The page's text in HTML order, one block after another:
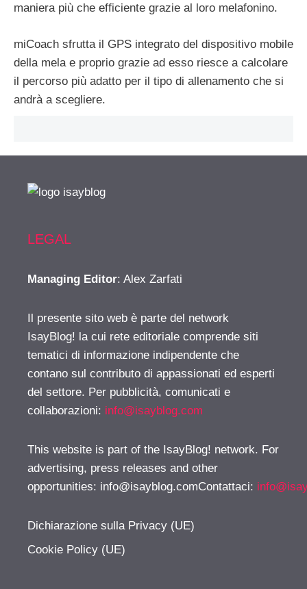
maniera più che efficiente grazie al loro melafonino.
miCoach sfrutta il GPS integrato del dispositivo mobile
della mela e proprio grazie ad esso riesce a calcolare
il percorso più adatto per il tipo di allenamento che si
andrà a scegliere.
LEGAL
Managing Editor: Alex Zarfati
Il presente sito web è parte del network
IsayBlog! la cui rete editoriale comprende siti
tematici di informazione indipendente che
contano sul contributo di appassionati ed esperti
del settore. Per pubblicità, comunicati e
collaborazioni: info@isayblog.com
This website is part of the IsayBlog! network. For
advertising, press releases and other
opportunities: info@isayblog.comContattaci:
Dichiarazione sulla Privacy (UE)
Cookie Policy (UE)